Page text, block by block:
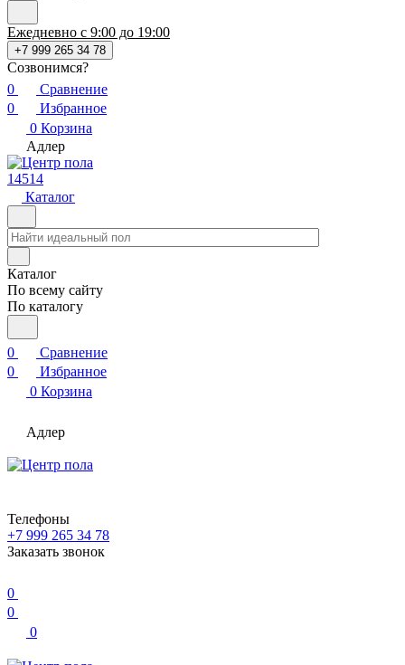
Ежедневно с 9:00 до 19:00
+7 999 265 34 78
Созвонимся?
0
Сравнение
0
Избранное
0 Корзина
Адлер
14514
Каталог
Каталог
По всему сайту
По каталогу
0
Сравнение
0
Избранное
0 Корзина
Адлер
Телефоны
+7 999 265 34 78
Заказать звонок
0
0
0